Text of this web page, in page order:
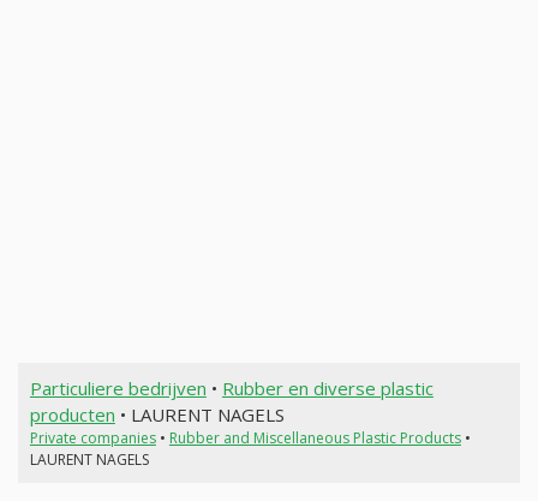
Particuliere bedrijven • Rubber en diverse plastic
producten • LAURENT NAGELS
Private companies• Rubber and Miscellaneous Plastic Products•
LAURENT NAGELS